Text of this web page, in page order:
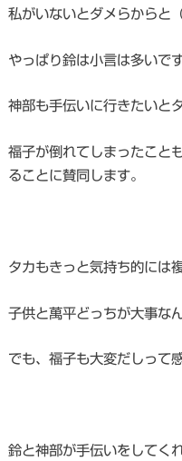
私がいないとダメらからと（
やっぱり鈴は小言は多いで
神部も手伝いに行きたいと
福子が倒れてしまったこと
ることに賛同します。
タカもきっと気持ち的には
子供と萬平どっちが大事なん
でも、福子も大変だしって
鈴と神部が手伝いをしてく